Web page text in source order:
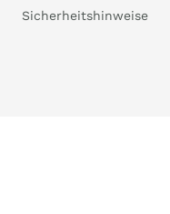
Sicherheitshinweise